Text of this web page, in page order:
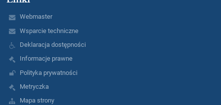
Webmaster
Wsparcie techniczne
Deklaracja dostępności
Informacje prawne
Polityka prywatności
Metryczka
Mapa strony